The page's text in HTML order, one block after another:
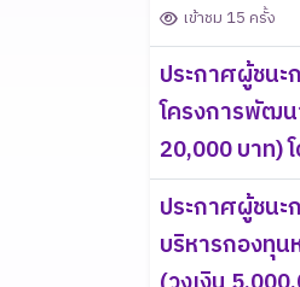
เข้าชม 15 ครั้ง
ประกาศผู้ชนะ
โครงการพัฒ
20,000 บาท)
ประกาศผู้ชนะ
บริหารกองทุน